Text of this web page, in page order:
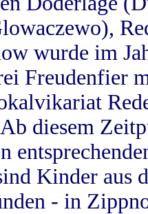
wurde im
Freudenfier
diesem
Kinder aus
- in